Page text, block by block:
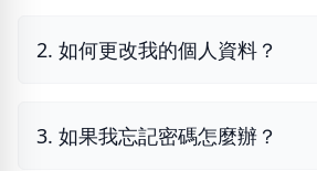
2. 如何更改我的個人資料？
3. 如果我忘記密碼怎麼辦？